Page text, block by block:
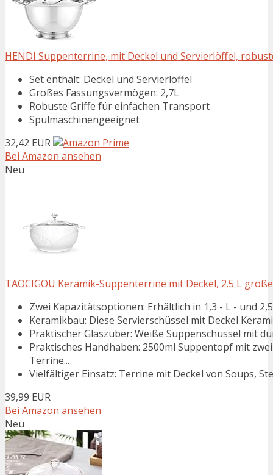
HENDI Suppenterrine, mit Deckel und Servierlöffel,
Set enthält: Deckel und Servierlöffel
Großes Fassungsvermögen: 2,7L
Robuste Griffe für einfachen Transport
Spülmaschinengeeignet
32,42 EUR
Bei Amazon ansehen
Neu
TAOCIGOU Keramik-Suppenterrine mit Deckel, 2.5 L
Zwei Kapazitätsoptionen: Erhältlich in 1,3 - L - und
Keramikbau: Diese Servierschüssel mit Deckel
Praktischer Glaszuber: Weiße Suppenschüssel mit
Praktisches Handhaben: 2500ml Suppentopf mit
Terrine...
Vielfältiger Einsatz: Terrine mit Deckel von Soups,
39,99 EUR
Bei Amazon ansehen
Neu